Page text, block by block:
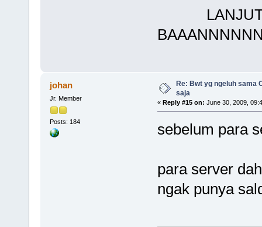
johan
Jr. Member
Posts: 184
Re: Bwt yg ngeluh sama
saja
« Reply #15 on: June 30, 2009,
sebelum para
para server
ngak punya